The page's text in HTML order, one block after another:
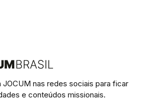
JOCUM nas redes sociais para ficar
e conteúdos missionais.